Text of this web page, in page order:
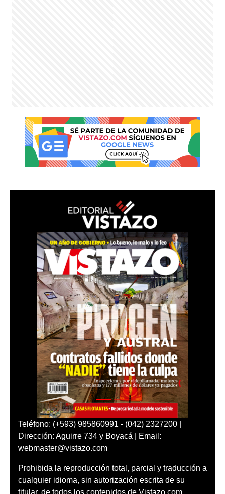
Teléfono: (+593) 985860991 - (042) 2327200 |
Dirección: Aguirre 734 y Boyacá | Email:
webmaster@vistazo.com
Prohibida la reproducción total, parcial y traducción a
cualquier idioma, sin autorización escrita de su